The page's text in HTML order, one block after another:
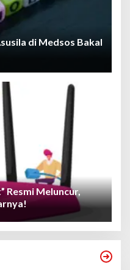
di Medsos Bakal
Resmi Meluncur,